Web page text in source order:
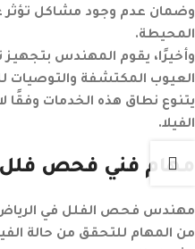
وضمان عدم وجود مشاكل تؤثر
المحيطة.
وأخيرًا، يقوم المهندس
العيوب المكتشفة والتوصيات
يتنوع نطاق هذه الخدمات
الفيلا.
مهام فني فحص فلل
مهندس فحص الفلل في الرياض
من المهام للتحقق من حالة